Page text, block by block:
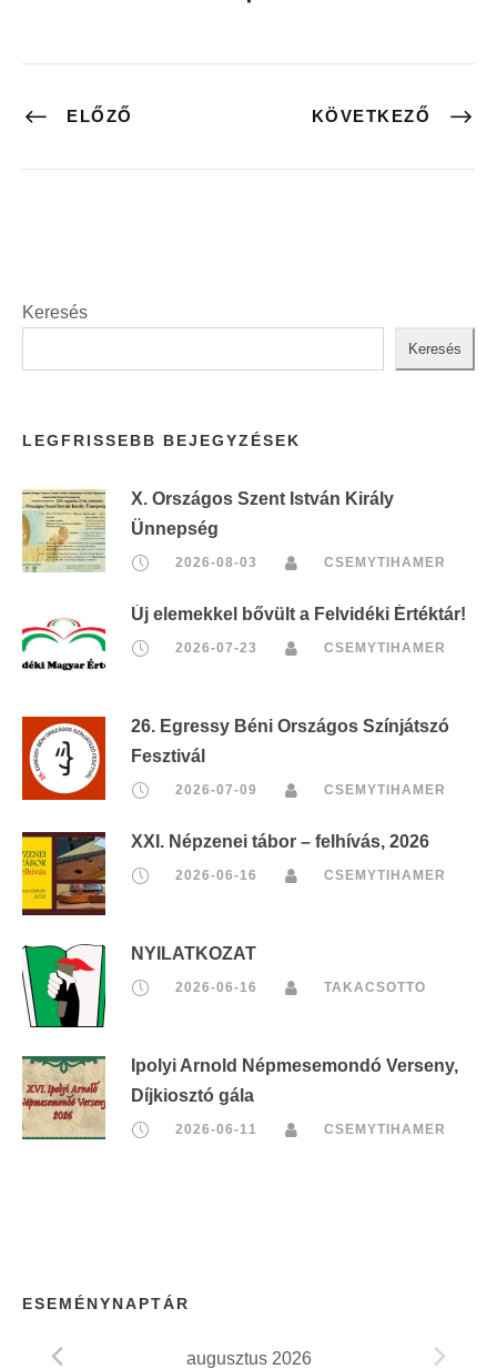
ELŐZŐ KÖVETKEZŐ
Keresés
Keresés
LEGFRISSEBB BEJEGYZÉSEK
X. Országos Szent István Király
Ünnepség
2026-08-03 CSEMYTIHAMER
Új elemekkel bővült a Felvidéki Értéktár!
2026-07-23 CSEMYTIHAMER
26. Egressy Béni Országos Színjátszó
Fesztivál
2026-07-09 CSEMYTIHAMER
XXI. Népzenei tábor – felhívás, 2026
2026-06-16 CSEMYTIHAMER
NYILATKOZAT
2026-06-16 TAKACSOTTO
Ipolyi Arnold Népmesemondó Verseny,
Díjkiosztó gála
2026-06-11 CSEMYTIHAMER
ESEMÉNYNAPTÁR
augusztus 2026